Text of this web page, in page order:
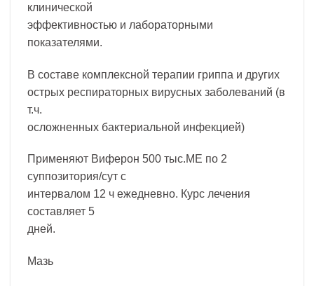
клинической
эффективностью и лабораторными
показателями.
В составе комплексной терапии гриппа и других
острых респираторных вирусных заболеваний (в
т.ч.
осложненных бактериальной инфекцией)
Применяют Виферон 500 тыс.МЕ по 2
суппозитория/сут с
интервалом 12 ч ежедневно. Курс лечения
составляет 5
дней.
Мазь